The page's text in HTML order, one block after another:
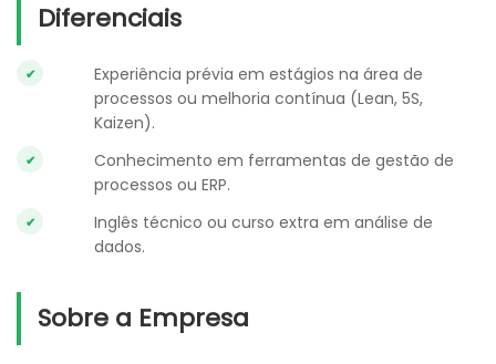
Diferenciais
Experiência prévia em estágios na área de
processos ou melhoria contínua (Lean, 5S,
Kaizen).
Conhecimento em ferramentas de gestão de
processos ou ERP.
Inglês técnico ou curso extra em análise de
dados.
Sobre a Empresa